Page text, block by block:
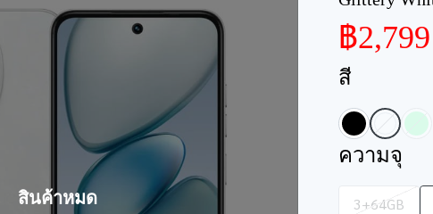
สินค้าหมด
฿2,799
สี
ความจุ
3+64GB